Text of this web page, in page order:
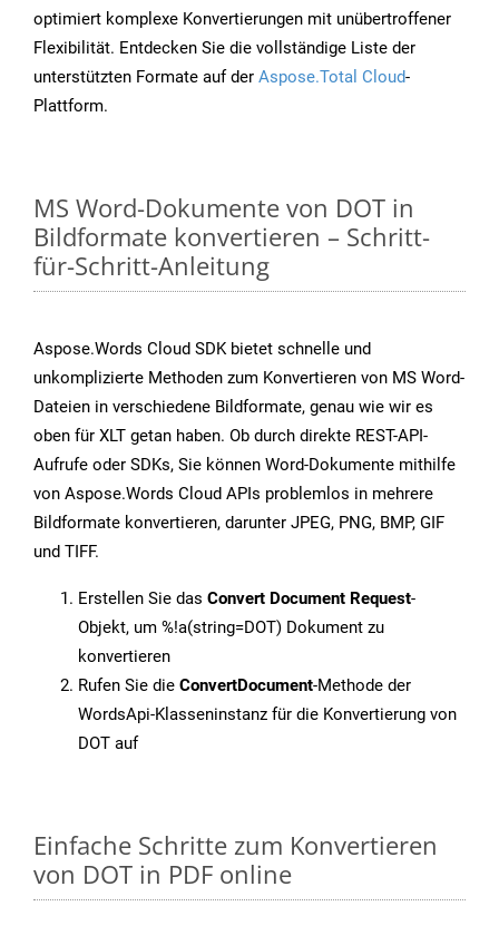
optimiert komplexe Konvertierungen mit unübertroffener
Flexibilität. Entdecken Sie die vollständige Liste der
unterstützten Formate auf der Aspose.Total Cloud-
Plattform.
MS Word-Dokumente von DOT in
Bildformate konvertieren – Schritt-
für-Schritt-Anleitung
Aspose.Words Cloud SDK bietet schnelle und
unkomplizierte Methoden zum Konvertieren von MS Word-
Dateien in verschiedene Bildformate, genau wie wir es
oben für XLT getan haben. Ob durch direkte REST-API-
Aufrufe oder SDKs, Sie können Word-Dokumente mithilfe
von Aspose.Words Cloud APIs problemlos in mehrere
Bildformate konvertieren, darunter JPEG, PNG, BMP, GIF
und TIFF.
Erstellen Sie das Convert Document Request-
Objekt, um %!a(string=DOT) Dokument zu
konvertieren
Rufen Sie die ConvertDocument-Methode der
WordsApi-Klasseninstanz für die Konvertierung von
DOT auf
Einfache Schritte zum Konvertieren
von DOT in PDF online